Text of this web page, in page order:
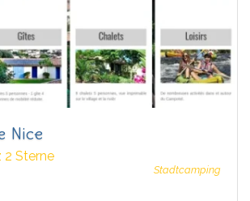
Nice
Sterne
Stadtcamping